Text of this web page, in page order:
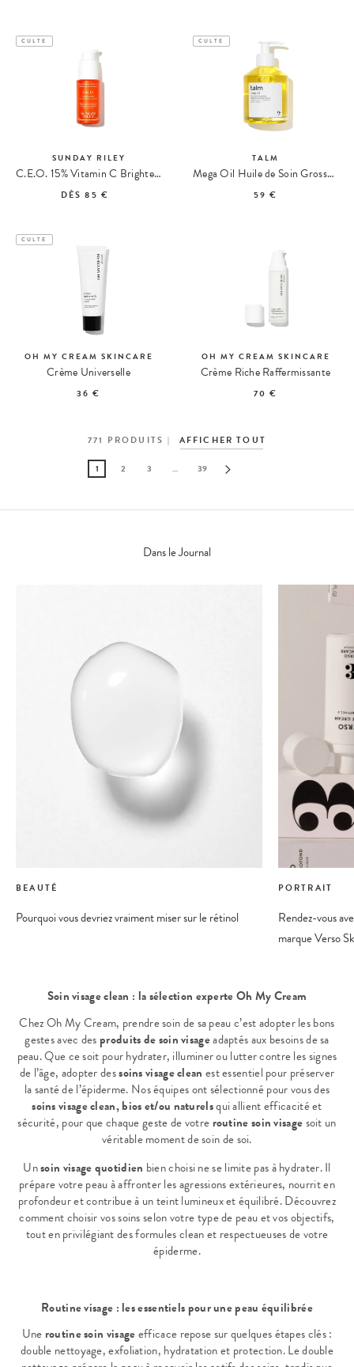
CULTE
SUNDAY RILEY
C.E.O. 15% Vitamin C Brightening Serum Éclaircissant
DÈS85 €
CULTE
TALM
Mega Oil Huile de Soin Grossesse & Post-Partum Format Jumbo
59 €
CULTE
OH MY CREAM SKINCARE
Crème Universelle
36 €
OH MY CREAM SKINCARE
Crème Riche Raffermissante
70 €
771 PRODUITS AFFICHER TOUT
1 2 3 … 39
Dans le Journal
BEAUTÉ
Pourquoi vous devriez vraiment miser sur le rétinol
PORTRAIT
Rendez-vous
marque Verso
Soin visage clean : la sélection experte Oh My Cream
Chez Oh My Cream, prendre soin de sa peau c’est adopter les bons
gestes avec des produits de soin visageadaptés aux besoins de sa
peau. Que ce soit pour hydrater, illuminer ou lutter contre les signes
de l’âge, adopter dessoins visage clean est essentiel pour préserver
la santé de l’épiderme. Nos équipes ont sélectionné pour vous des
soins visage clean, bios et/ou naturelsqui allient efficacité et
sécurité, pour que chaque geste de votre routine soin visagesoit un
véritable moment de soin de soi.
Unsoin visage quotidien bien choisi ne se limite pas à hydrater. Il
prépare votre peau à affronter les agressions extérieures, nourrit en
profondeur et contribue à un teint lumineux et équilibré. Découvrez
comment choisir vos soins selon votre type de peau et vos objectifs,
tout en privilégiant des formules clean et respectueuses de votre
épiderme.
Routine visage : les essentiels pour une peau équilibrée
Une routine soin visageefficace repose sur quelques étapes clés :
double nettoyage, exfoliation, hydratation et protection. Le double